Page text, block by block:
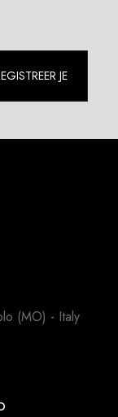
JE
(MO) - Italy